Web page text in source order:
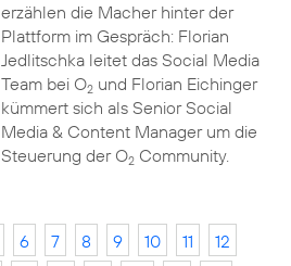
erzählen die Macher hinter der
Plattform im Gespräch: Florian
Jedlitschka leitet das Social Media
Team bei O2und Florian Eichinger
kümmert sich als Senior Social
Media & Content Manager um die
Steuerung der O2Community.
6 7 8 9 10 11
12